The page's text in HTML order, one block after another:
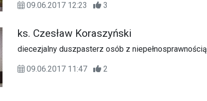
09.06.2017 12:23 3
ks. Czesław Koraszyński
diecezjalny duszpasterz osób z niepełnosprawnością
09.06.2017 11:47 2